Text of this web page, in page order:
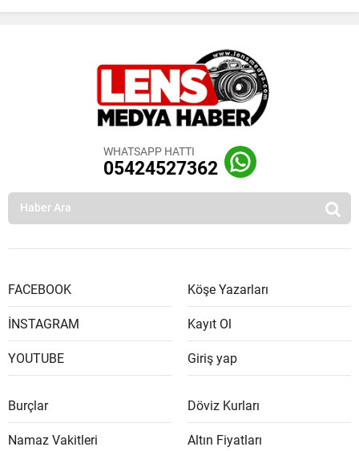
WHATSAPP HATTI
05424527362
FACEBOOK
İNSTAGRAM
YOUTUBE
Köşe Yazarları
Kayıt Ol
Giriş yap
Burçlar
Namaz Vakitleri
Döviz Kurları
Altın Fiyatları